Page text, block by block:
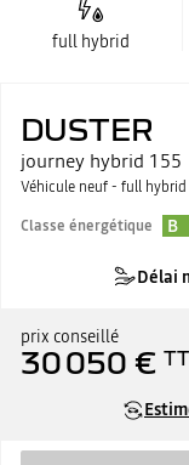
full hybrid
DUSTER
journey hybrid 155
Véhicule neuf - full
Classe énergétique
B
Délai
prix conseillé
30 050 €